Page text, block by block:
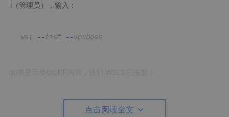
l（管理员），输入：
wsl --list --verbose
      STATE
点击阅读全文